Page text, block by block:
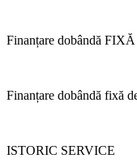
Finanțare dobândă
Finanțare dobândă fixă
ISTORIC SERVICE